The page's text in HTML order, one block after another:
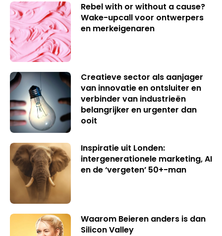
Rebel with or without a cause?
Wake-upcall voor ontwerpers
en merkeigenaren
Creatieve sector als aanjager
van innovatie en ontsluiter en
verbinder van industrieën
belangrijker en urgenter dan
ooit
Inspiratie uit Londen:
intergenerationele marketing, AI
en de ‘vergeten’ 50+-man
Waarom Beieren anders is dan
Silicon Valley